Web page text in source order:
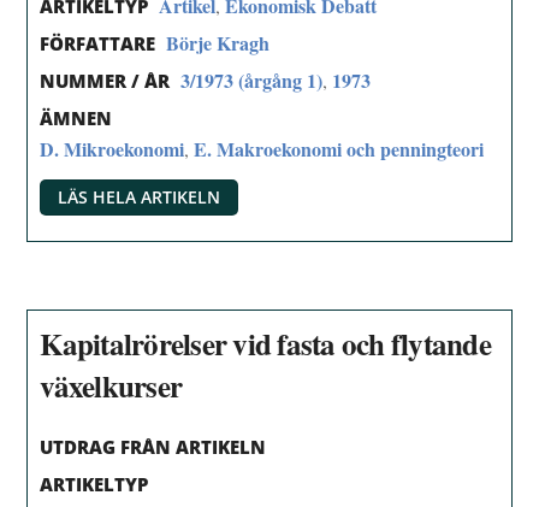
ARTIKELTYP Artikel,Ekonomisk Debatt
FÖRFATTARE Börje Kragh
NUMMER / ÅR 3/1973 (årgång 1), 1973
ÄMNEN
D. Mikroekonomi,E. Makroekonomi och penningteori
LÄS HELA ARTIKELN
Kapitalrörelser vid fasta och flytande
växelkurser
UTDRAG FRÅN ARTIKELN
ARTIKELTYP